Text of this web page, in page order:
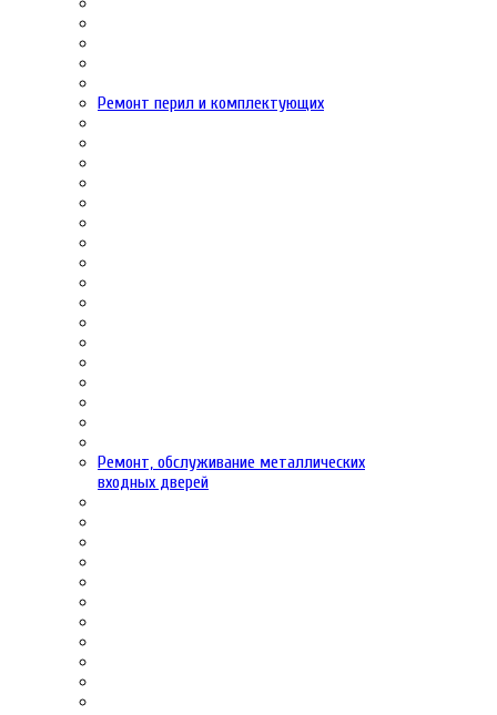
Ремонт перил и комплектующих
Ремонт, обслуживание металлических
входных дверей